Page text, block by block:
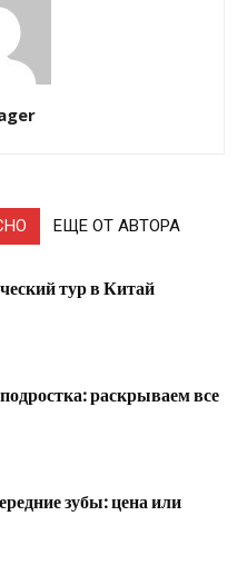
ЕЩЕ ОТ АВТОРА
тур в Китай
раскрываем все
зубы: цена или